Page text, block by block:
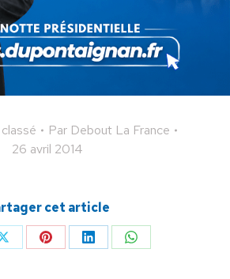
des Comptes publics et
Par Debout La France
26 avril 2014
cet article
PartagerPartagerPartagerPartager